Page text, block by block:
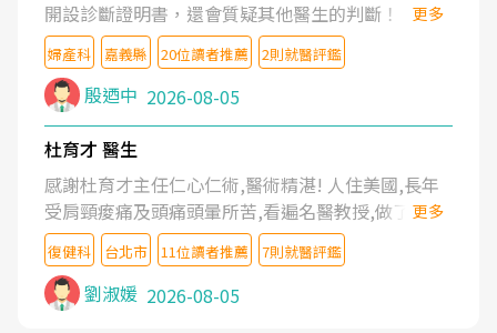
開設診斷證明書，還會質疑其他醫生的判斷！
更多
婦產科 嘉義縣 20位讀者推薦 2則就醫評鑑
殷迺中 2026-08-05
杜育才 醫生
感謝杜育才主任仁心仁術,醫術精湛! 人住美國,長年
受肩頸痠痛及頭痛頭暈所苦,看遍名醫教授,做了各種
檢查,也嘗試過西醫打針,中醫針灸及物理徒手治療都
沒有用,後來連吃到嗎啡類止痛藥都效果有限,只是壓
症狀,沒多久就痛起來,多年失眠嚴重影響生活品質.
台灣親友介紹忠孝醫院杜育才主任是頸頭症候群專
更多
復健科 台北市 11位讀者推薦 7則就醫評鑑
劉淑媛 2026-08-05